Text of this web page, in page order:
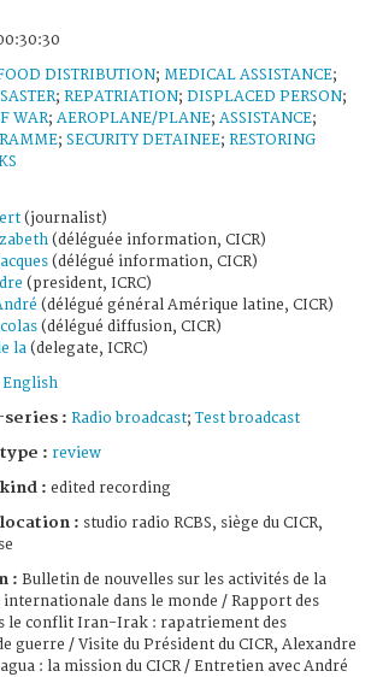
DISTRIBUTION; MEDICAL ASSISTANCE;
; REPATRIATION; DISPLACED PERSON;
WAR; AEROPLANE/PLANE; ASSISTANCE;
; SECURITY DETAINEE; RESTORING
(journalist)
(déléguée information, CICR)
(délégué information, CICR)
(president, ICRC)
(délégué général Amérique latine, CICR)
(délégué diffusion, CICR)
la (delegate, ICRC)
English
series : Radio broadcast;Test broadcast
: review
: edited recording
: studio radio RCBS, siège du CICR,
: Bulletin de nouvelles sur les activités de la
dans le monde / Rapport des
le conflit Iran-Irak : rapatriement des
guerre / Visite du Président du CICR, Alexandre
: la mission du CICR / Entretien avec André